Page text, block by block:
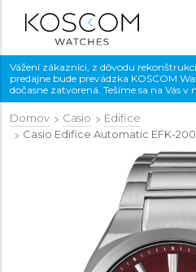
Vážení zákazníci, z dôvodu
predajne bude prevádzka KOSCOM
dočasne zatvorená. Tešíme sa na Vás v
Domov Casio
Edifice
Casio Edifice Automatic EFK-